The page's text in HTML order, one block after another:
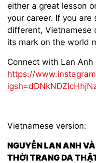
either a great lesson
your career. If you
different, Vietnamese
its mark on the world
Connect with Lan Anh
https://
Vietnamese version:
NGUYỄN LAN ANH
THỜI TRANG DA